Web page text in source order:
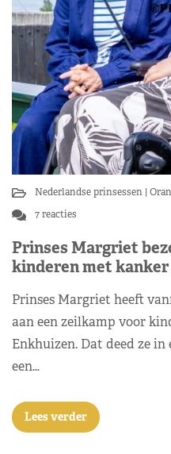
Nederlandse prinsessen
7 reacties
Prinses Margriet
kinderen met
Prinses Margriet heeft
aan een zeilkamp voor
Enkhuizen. Dat deed ze
een…
Lees verder